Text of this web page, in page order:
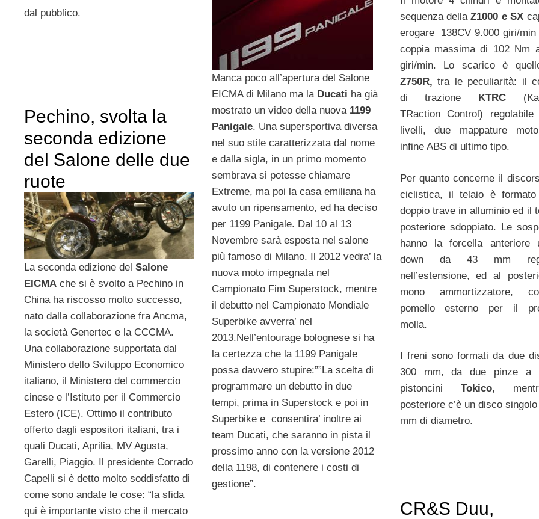
dal pubblico.
sequenza dellaZ1000 e SX
erogare 138CV 9.000 giri/min
coppia massima di 102 Nm
giri/min. Lo scarico è
Z750R, tra le peculiarità: il
di trazione KTRC
TRaction Control)
livelli, due mappature
infine ABS di ultimo tipo.
Per quanto concerne il
ciclistica, il telaio è
doppio trave in alluminio ed il
posteriore sdoppiato. Le
hanno la forcella anteriore
down da 43 mm
nell’estensione, ed al
mono ammortizzatore,
pomello esterno per il
molla.
I freni sono formati da due
300 mm, da due pinze a
pistoncini Tokico,
posteriore c’è un disco
mm di diametro.
Manca poco all’apertura del Salone
EICMA di Milano ma la Ducati ha già
mostrato un video della nuova 1199
Panigale. Una supersportiva diversa
nel suo stile caratterizzata dal nome
e dalla sigla, in un primo momento
sembrava si potesse chiamare
Extreme, ma poi la casa emiliana ha
avuto un ripensamento, ed ha deciso
per 1199 Panigale. Dal 10 al 13
Novembre sarà esposta nel salone
più famoso di Milano. Il 2012 vedra’ la
nuova moto impegnata nel
Campionato Fim Superstock, mentre
il debutto nel Campionato Mondiale
Superbike avverra’ nel
2013.Nell’entourage bolognese si ha
la certezza che la 1199 Panigale
possa davvero stupire:””La scelta di
programmare un debutto in due
tempi, prima in Superstock e poi in
Superbike e consentira’ inoltre ai
team Ducati, che saranno in pista il
prossimo anno con la versione 2012
della 1198, di contenere i costi di
gestione”.
Pechino, svolta la
seconda edizione
del Salone delle due
ruote
La seconda edizione del Salone
EICMA che si è svolto a Pechino in
China ha riscosso molto successo,
nato dalla collaborazione fra Ancma,
la società Genertec e la CCCMA.
Una collaborazione supportata dal
Ministero dello Sviluppo Economico
italiano, il Ministero del commercio
cinese e l’Istituto per il Commercio
Estero (ICE). Ottimo il contributo
offerto dagli espositori italiani, tra i
quali Ducati, Aprilia, MV Agusta,
Garelli, Piaggio. Il presidente Corrado
Capelli si è detto molto soddisfatto di
come sono andate le cose: “la sfida
qui è importante visto che il mercato
CR&S Duu,